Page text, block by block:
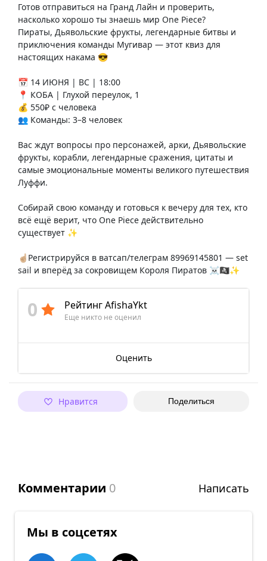
Готов отправиться на Гранд Лайн и проверить,
насколько хорошо ты знаешь мир One Piece?
Пираты, Дьявольские фрукты, легендарные битвы и
приключения команды Мугивар — этот квиз для
настоящих накама 😎
📅 14 ИЮНЯ | ВС | 18:00
📍 КОБА | Глухой переулок, 1
💰 550₽ с человека
👥 Команды: 3–8 человек
Вас ждут вопросы про персонажей, арки, Дьявольские
фрукты, корабли, легендарные сражения, цитаты и
самые эмоциональные моменты великого путешествия
Луффи.
Собирай свою команду и готовься к вечеру для тех, кто
всё ещё верит, что One Piece действительно
существует ✨
☝🏼Регистрируйся в ватсап/телеграм 89969145801 — set
sail и вперёд за сокровищем Короля Пиратов ☠️🏴‍☠️✨
0 Рейтинг AfishaYkt
Еще никто не оценил
Оценить
Нравится Поделиться
Комментарии 0 Написать
Мы в соцсетях